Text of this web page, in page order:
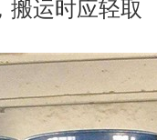
搬运时应轻取